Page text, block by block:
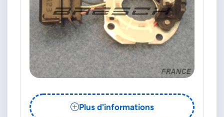
0237020193
0237020194
0237020195
0237020196
0237020197
0237020198
0237020200
0237020201Plus d'informations